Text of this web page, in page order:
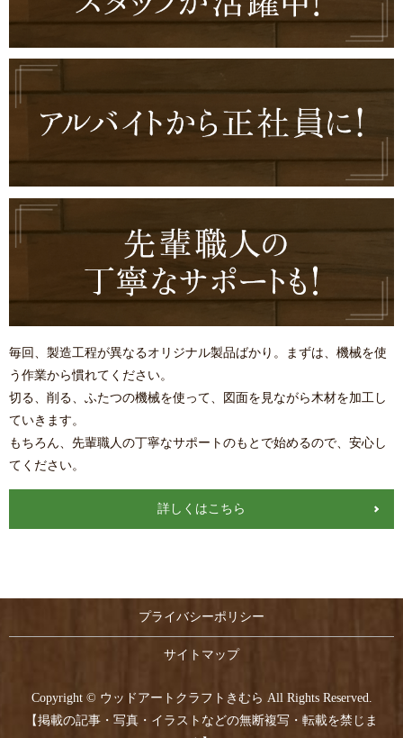
毎回、製造工程が異なるオリジナル製品ばかり。まずは、機械を使
う作業から慣れてください。
切る、削る、ふたつの機械を使って、図面を見ながら木材を加工し
ていきます。
もちろん、先輩職人の丁寧なサポートのもとで始めるので、安心し
てください。
詳しくはこちら
プライバシーポリシー
サイトマップ
Copyright © ウッドアートクラフトきむら All Rights Reserved.
【掲載の記事・写真・イラストなどの無断複写・転載を禁じま